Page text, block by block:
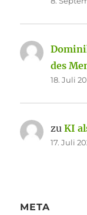
des
18. Juli
zuKI
17. Juli
META